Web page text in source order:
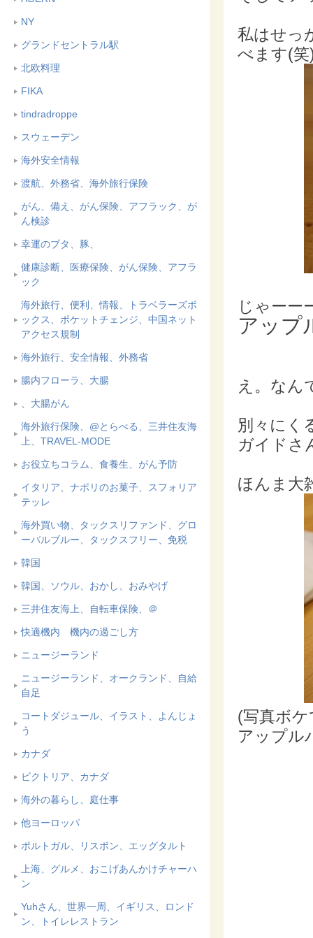
NY
グランドセントラル駅
北欧料理
FIKA
tindradroppe
スウェーデン
海外安全情報
渡航、外務省、海外旅行保険
がん、備え、がん保険、アフラック、が
ん検診
幸運のブタ、豚、
健康診断、医療保険、がん保険、アフラ
ック
海外旅行、便利、情報、トラベラーズボ
ックス、ポケットチェンジ、中国ネット
アクセス規制
海外旅行、安全情報、外務省
腸内フローラ、大腸
、大腸がん
海外旅行保険、@とらべる、三井住友海
上、TRAVEL-MODE
お役立ちコラム、食養生、がん予防
イタリア、ナポリのお菓子、スフォリア
テッレ
海外買い物、タックスリファンド、グロ
ーバルブルー、タックスフリー、免税
韓国
韓国、ソウル、おかし、おみやげ
三井住友海上、自転車保険、＠
快適機内 機内の過ごし方
ニュージーランド
ニュージーランド、オークランド、自給
自足
コートダジュール、イラスト、よんじょ
う
カナダ
ビクトリア、カナダ
海外の暮らし、庭仕事
他ヨーロッパ
ポルトガル、リスボン、エッグタルト
上海、グルメ、おこげあんかけチャーハ
ン
Yuhさん、世界一周、イギリス、ロンド
ン、トイレレストラン
私はせっ
べます(笑
じゃーー
アップ
え。なん
別々にく
ガイドさ
ほんま大
(写真ボ
アップル